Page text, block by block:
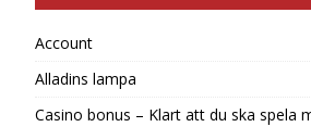
Account
Alladins lampa
Casino bonus – Klart att du ska spela